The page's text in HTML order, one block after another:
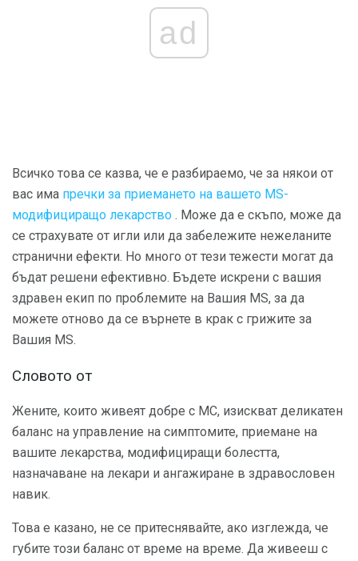
ad
Всичко това се казва, че е разбираемо, че за някои от
вас има пречки за приемането на вашето MS-
модифициращо лекарство . Може да е скъпо, може да
се страхувате от игли или да забележите нежеланите
странични ефекти. Но много от тези тежести могат да
бъдат решени ефективно. Бъдете искрени с вашия
здравен екип по проблемите на Вашия MS, за да
можете отново да се върнете в крак с грижите за
Вашия MS.
Словото от
Жените, които живеят добре с МС, изискват деликатен
баланс на управление на симптомите, приемане на
вашите лекарства, модифициращи болестта,
назначаване на лекари и ангажиране в здравословен
навик.
Това е казано, не се притеснявайте, ако изглежда, че
губите този баланс от време на време. Да живееш с